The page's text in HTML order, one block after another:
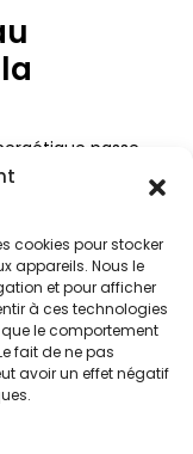
cookies pour stocker
appareils. Nous le
et pour afficher
à ces technologies
le comportement
fait de ne pas
avoir un effet négatif
passe
les volets
couvrir les
veille, maintenir
les pièces
négligeable en
pas
portée aux
temps réel